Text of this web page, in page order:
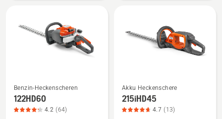
Verlängerung-
von
Verlängerung-
Ladegerät
anzeigen,
Produktbewertung
Mehr
Details
zu
Benzin-Heckenscheren
122HD60
4.2 (64)
Mehr
Details
zu
Akku Heckenschere
215iHD45
4.7 (13)